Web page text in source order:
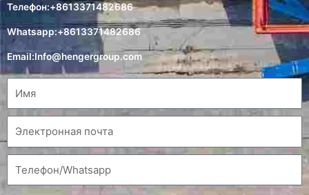
Телефон:+8613371482686
Whatsapp:+8613371482686
Email:Info@hengergroup.com